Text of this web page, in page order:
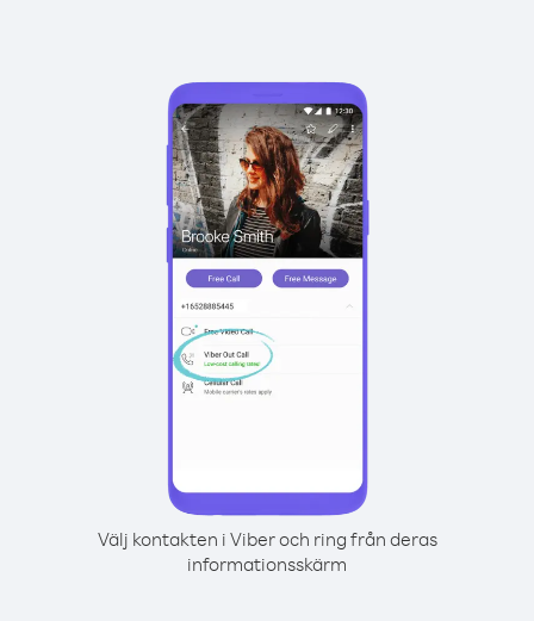
Välj kontakten i Viber och ring från deras
informationsskärm